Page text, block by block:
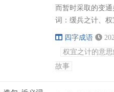
而暂时采取的变
词：缓兵之计、
事、相机行事、
出、计上心来、
才、计无返顾、...
四字成语
权宜之计的意思
故事